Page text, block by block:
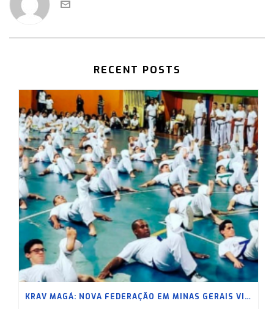
RECENT POSTS
KRAV MAGÁ: NOVA FEDERAÇÃO EM MINAS GERAIS VISA LEVAR A PRÁTICA A UM NOVO CENÁRIO